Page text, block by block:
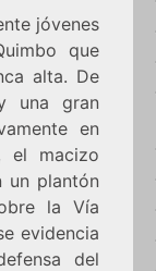
jóvenes
que
alta. De
una gran
en
el macizo
un plantón
la Vía
evidencia
del